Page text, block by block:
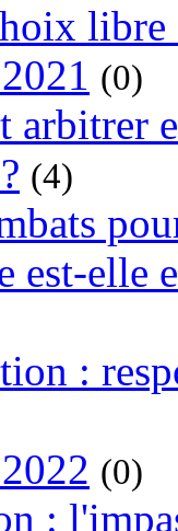
(0)
arbitrer
(4)
est-elle
:
(0)
: